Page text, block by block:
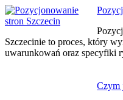
Szczecinie to proces, który
uwarunkowań oraz specyfiki
Czym
Nawigacja
wpisu